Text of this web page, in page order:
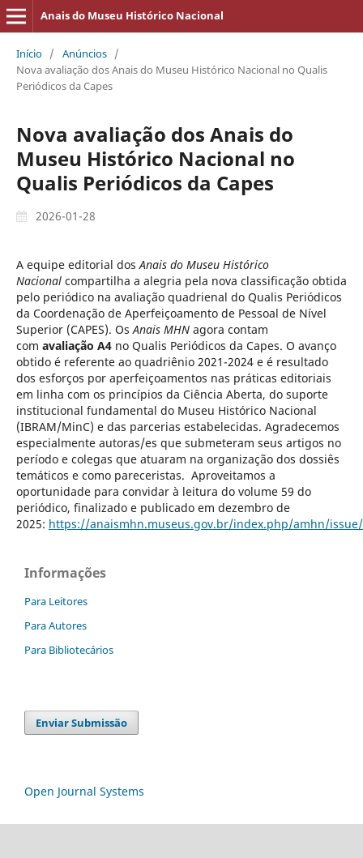
Anais do Museu Histórico Nacional
Início / Anúncios /
Nova avaliação dos Anais do Museu Histórico Nacional no Qualis
Periódicos da Capes
Nova avaliação dos Anais do
Museu Histórico Nacional no
Qualis Periódicos da Capes
2026-01-28
A equipe editorial dosAnais do Museu Histórico
Nacionalcompartilha a alegria pela nova classificação obtida
pelo periódico na avaliação quadrienal do Qualis Periódicos
da Coordenação de Aperfeiçoamento de Pessoal de Nível
Superior (CAPES). OsAnais MHNagora contam
com avaliação A4 no Qualis Periódicos da Capes. O avanço
obtido é referente ao quadriênio 2021-2024 e é resultado
dos esforços por aperfeiçoamentos nas práticas editoriais
em linha com os princípios da Ciência Aberta, do suporte
institucional fundamental do Museu Histórico Nacional
(IBRAM/MinC) e das parcerias estabelecidas. Agradecemos
especialmente autoras/es que submeteram seus artigos no
período e colegas que atuaram na organização dos dossiês
temáticos e como pareceristas. Aproveitamos a
oportunidade para convidar à leitura do volume 59 do
periódico, finalizado e publicado em dezembro de
2025: https://anaismhn.museus.gov.br/index.php/amhn/
Informações
Para Leitores
Para Autores
Para Bibliotecários
Enviar Submissão
Open Journal Systems